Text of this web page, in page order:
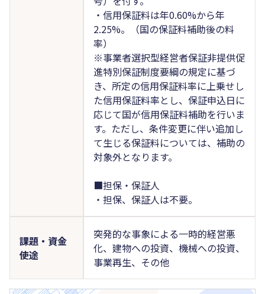
・信用保証料は年0.60%から年
2.25%。（国の保証料補助後の料
率）
※事業者選択型経営者保証非提供促
進特別保証制度要綱の規定に基づ
き、所定の信用保証料率に上乗せし
た信用保証料率とし、保証申込日に
応じて国が信用保証料補助を行いま
す。ただし、条件変更に伴い追加し
て生じる保証料については、補助の
対象外となります。
■担保・保証人
・担保、保証人は不要。
課題・資金
使途
突発的な事象による一時的経営悪
化、建物への投資、機械への投資、
事業再生、その他